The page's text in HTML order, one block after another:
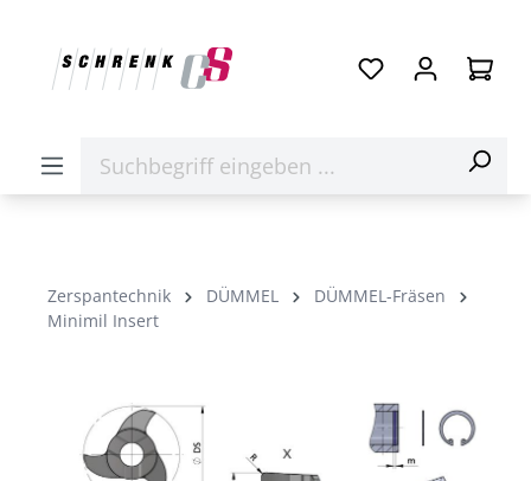
Zerspantechnik DÜMMEL
DÜMMEL-Fräsen
Minimil Insert